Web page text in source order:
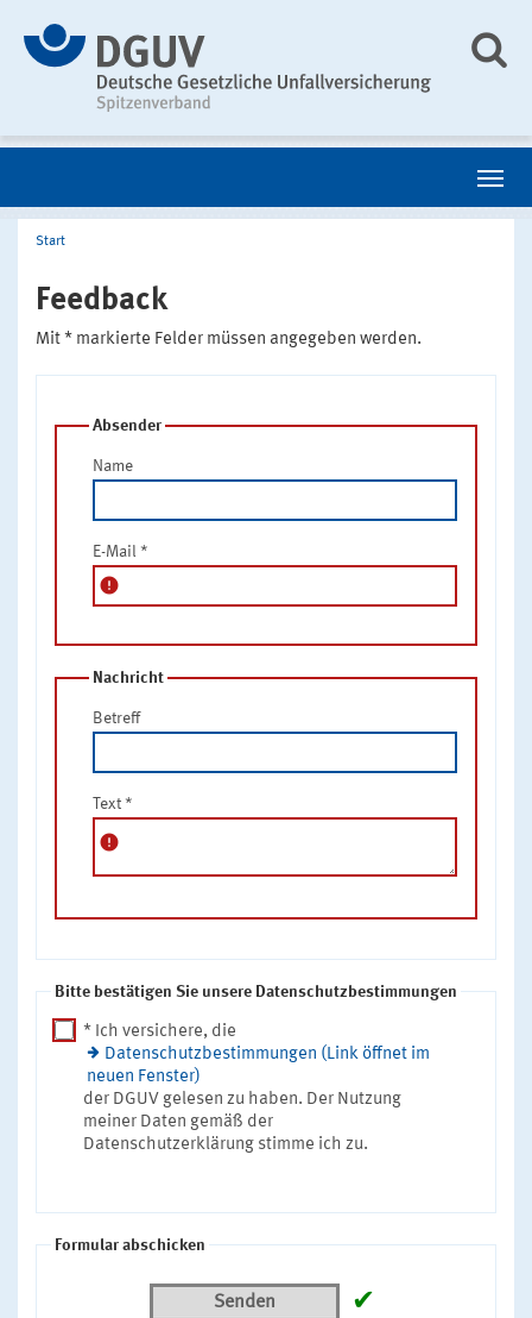
Start
Feedback
Mit * markierte Felder müssen angegeben werden.
Absender
Name
E-Mail *
error
Nachricht
Betreff
Text *
error
Bitte bestätigen Sie unsere Datenschutzbestimmungen
* Ich versichere, die
Datenschutzbestimmungen (Link öffnet im
neuen Fenster)
der DGUV gelesen zu haben. Der Nutzung
meiner Daten gemäß der
Datenschutzerklärung stimme ich zu.
Formular abschicken
Senden ✔